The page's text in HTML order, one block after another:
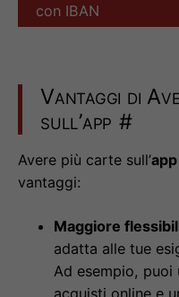
con IBAN
Vantaggi di
sull’app #
Avere più carte sull’
vantaggi:
Maggiore
adatta alle tue
Ad esempio,
acquisti online e